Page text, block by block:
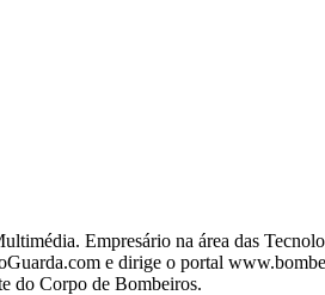
Empresário na área das
e dirige o portal
do Corpo de Bombeiros.